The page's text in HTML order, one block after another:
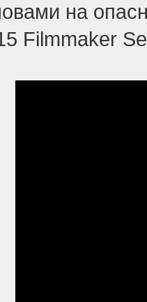
на
Filmmaker